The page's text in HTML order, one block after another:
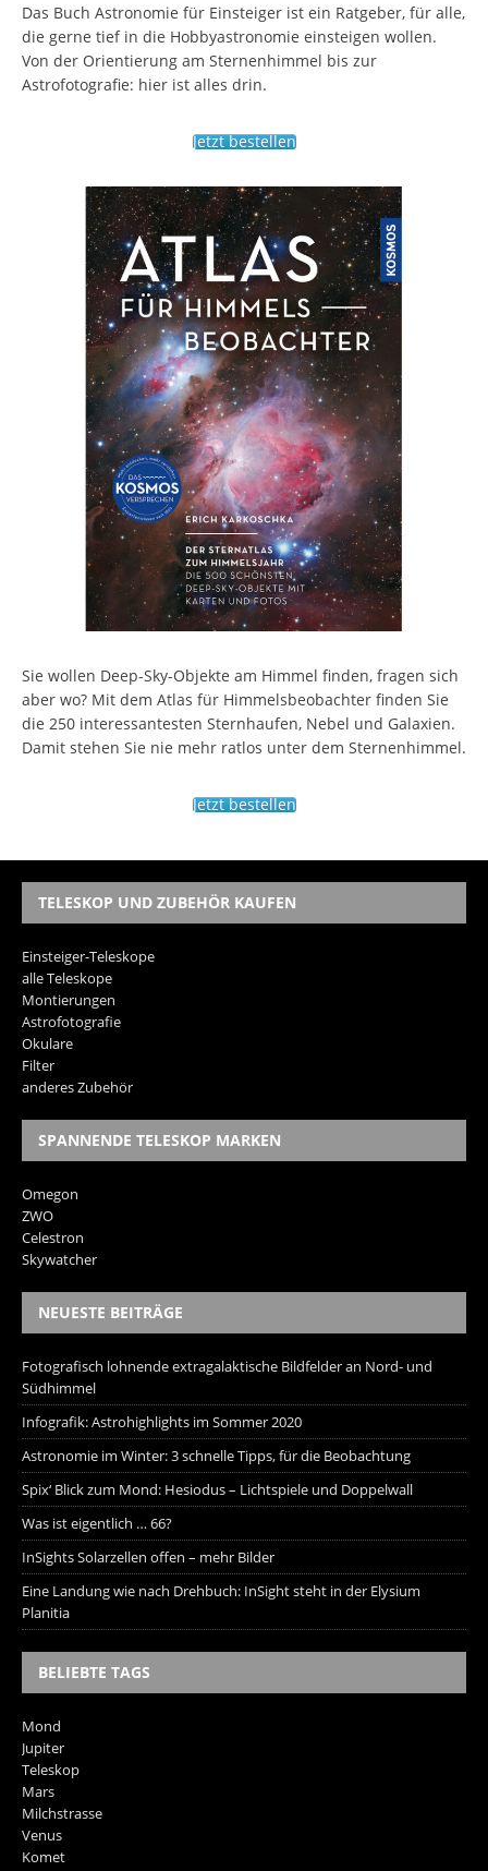
Das Buch Astronomie für Einsteiger ist ein Ratgeber, für alle,
die gerne tief in die Hobbyastronomie einsteigen wollen.
Von der Orientierung am Sternenhimmel bis zur
Astrofotografie: hier ist alles drin.
Jetzt bestellen
Sie wollen Deep-Sky-Objekte am Himmel finden, fragen sich
aber wo? Mit dem Atlas für Himmelsbeobachter finden Sie
die 250 interessantesten Sternhaufen, Nebel und Galaxien.
Damit stehen Sie nie mehr ratlos unter dem Sternenhimmel.
Jetzt bestellen
TELESKOP UND ZUBEHÖR KAUFEN
Einsteiger-Teleskope
alle Teleskope
Montierungen
Astrofotografie
Okulare
Filter
anderes Zubehör
SPANNENDE TELESKOP MARKEN
Omegon
ZWO
Celestron
Skywatcher
NEUESTE BEITRÄGE
Fotografisch lohnende extragalaktische Bildfelder an Nord- und
Südhimmel
Infografik: Astrohighlights im Sommer 2020
Astronomie im Winter: 3 schnelle Tipps, für die Beobachtung
Spix‘ Blick zum Mond: Hesiodus – Lichtspiele und Doppelwall
Was ist eigentlich … 66?
InSights Solarzellen offen – mehr Bilder
Eine Landung wie nach Drehbuch: InSight steht in der Elysium
Planitia
BELIEBTE TAGS
Mond
Jupiter
Teleskop
Mars
Milchstrasse
Venus
Komet